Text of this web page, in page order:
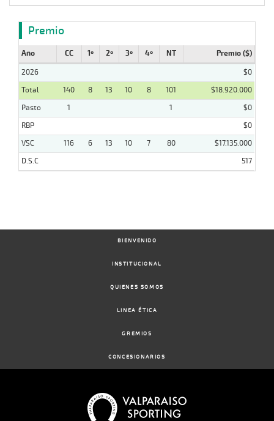
Premio
Año CC 1º 2º 3º 4º NT Premio ($)
2026
$0
Total
140 8 13 10 8 101
$18.920.000
Pasto
1 1
$0
RBP
$0
VSC
116 6 13 10 7 80
$17.135.000
D.S.C
517
BIENVENIDO
INSTITUCIONAL
QUIENES SOMOS
LINEA ÉTICA
GREMIOS
CONCESIONARIOS